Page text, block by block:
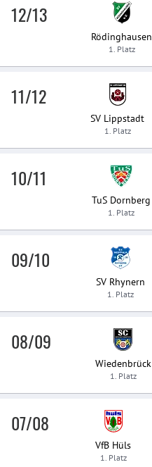
12/13
Rödinghausen
1. Platz
11/12
SV Lippstadt
1. Platz
10/11
TuS Dornberg
1. Platz
09/10
SV Rhynern
1. Platz
08/09
Wiedenbrück
1. Platz
07/08
VfB Hüls
1. Platz